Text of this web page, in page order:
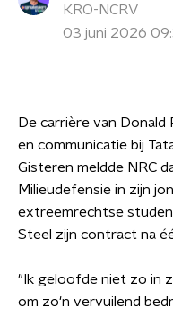
KRO-NCRV
03 juni 2026
De carrière van Donald
en communicatie bij
Gisteren meldde NRC
Milieudefensie in zijn
extreemrechtse
Steel zijn contract na
"Ik geloofde niet zo in
om zo'n vervuilend